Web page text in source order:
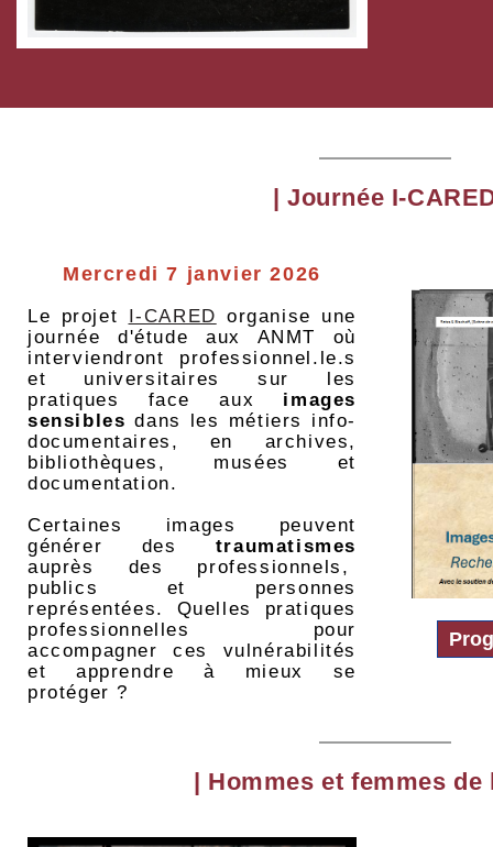
|Journée I-
Mercredi 7 janvier 2026
Le projet I-CARED organise une
journée d'étude aux ANMT où
interviendront professionnel.le.s
et universitaires sur les
pratiques face aux images
sensibles dans les métiers info-
documentaires, en archives,
bibliothèques, musées et
documentation.
Certaines images peuvent
générer des traumatismes
auprès des professionnels,
publics et personnes
représentées. Quelles pratiques
professionnelles pour
accompagner ces vulnérabilités
et apprendre à mieux se
protéger ?
| Hommes et femmes de